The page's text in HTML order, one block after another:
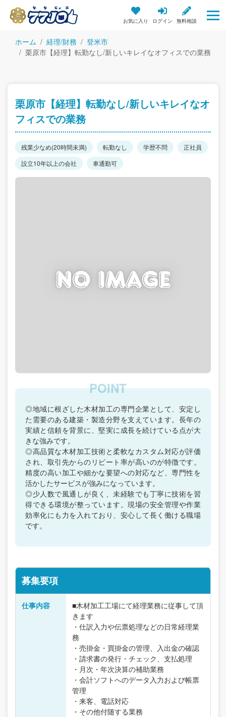
お気に入り ログイン 無料相談
ホーム 経理/財務
登米市
栗原市【経理】転勤なし/新しいキレイなオフィスでの業務
栗原市【経理】転勤なし/新しいキレイなオ
フィスでの業務
残業少なめ(20時間未満) 転勤なし 学歴不問
正社員
設立10年以上の会社
車通勤可
◎地域に根ざした木材加工の専門企業として、安定し
た需要のある建築・製造分野を支えています。長年の
実績と信頼を背景に、堅実に成長を続けている点が大
きな強みです。
◎高品質な木材加工技術と柔軟なカスタム対応が評価
され、取引先からのリピート率が高いのが特徴です。
精度の高い加工や細かな要望への対応など、専門性を
活かしたサービスが強みになっています。
◎少人数で風通しが良く、未経験でも丁寧に技術を習
得できる環境が整っています。現場の安全管理や作業
効率化にも力を入れており、安心して長く働ける職場
です。
募集要項
仕事内容
■木材加工工場にて経理業務に従事して頂
きます
・仕訳入力や伝票処理などの日常経理業
務
・売掛金・買掛金の管理、入出金の確認
・請求書の発行・チェック、支払処理
・月次・年次決算の補助業務
・会計ソフトへのデータ入力および帳票
管理
・来客、電話対応
・その他付随する業務